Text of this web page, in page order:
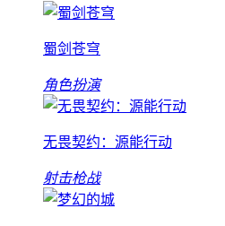
蜀剑苍穹
角色扮演
无畏契约：源能行动
射击枪战